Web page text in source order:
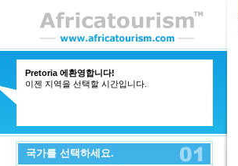
Pretoria 에환영합니다!
이젠 지역을 선택할 시간입니다.
국가를 선택하세요.